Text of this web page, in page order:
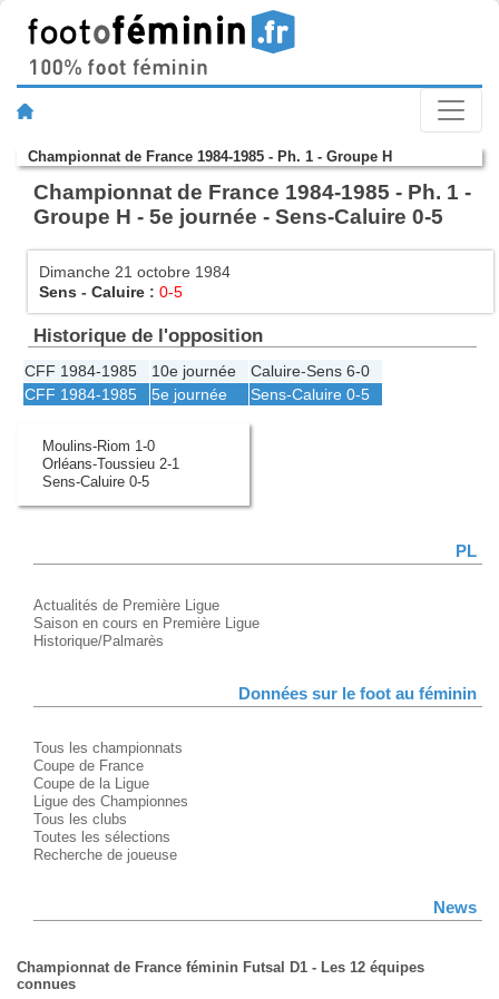
Championnat de France 1984-1985 - Ph. 1 - Groupe H
Championnat de France 1984-1985 - Ph. 1 -
Groupe H - 5e journée - Sens-Caluire 0-5
Dimanche 21 octobre 1984
Sens - Caluire : 0-5
Historique de l'opposition
CFF 1984-1985 10e journée Caluire-Sens 6-0
CFF 1984-1985
5e journée Sens-Caluire 0-5
Moulins-Riom 1-0
Orléans-Toussieu 2-1
Sens-Caluire 0-5
PL
Actualités de Première Ligue
Saison en cours en Première Ligue
Historique/Palmarès
Données sur le foot au féminin
Tous les championnats
Coupe de France
Coupe de la Ligue
Ligue des Championnes
Tous les clubs
Toutes les sélections
Recherche de joueuse
News
Championnat de France féminin Futsal D1 - Les 12 équipes
connues